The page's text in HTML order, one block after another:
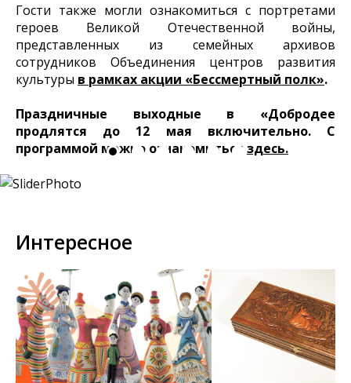
Гости также могли ознакомиться с портретами
героев Великой Отечественной войны,
представленных из семейных архивов
сотрудников Объединения центров развития
культуры в рамках акции «Бессмертный полк».
Праздничные выходные в «Добродее
продлятся до 12 мая включительно. С
программой можно ознакомиться здесь.
Интересное